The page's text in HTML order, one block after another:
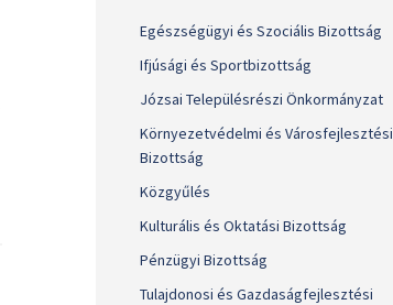
Egészségügyi és Szociális Bizottság
Ifjúsági és Sportbizottság
Józsai Településrészi Önkormányzat
Környezetvédelmi és Városfejlesztési
Bizottság
Közgyűlés
Kulturális és Oktatási Bizottság
Pénzügyi Bizottság
Tulajdonosi és Gazdaságfejlesztési